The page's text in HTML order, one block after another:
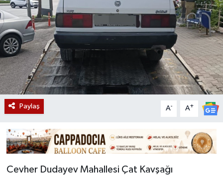
Paylaş A- A+
Cevher Dudayev Mahallesi Çat Kavşağı